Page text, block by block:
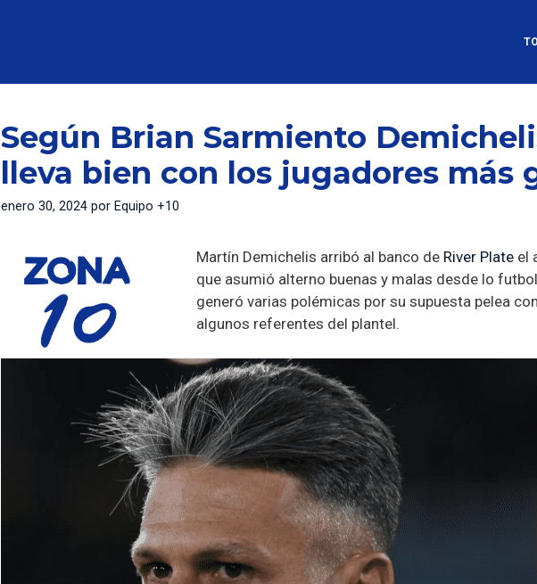
Según Brian Sarmiento
lleva bien con los jugadores más
enero 30, 2024 por Equipo +10
Martín Demichelis arribó al banco de River Plateel
que asumió alterno buenas y malas desde lo
generó varias polémicas por su supuesta pelea
algunos referentes del plantel.